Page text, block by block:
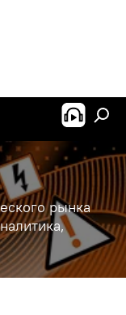
рынка